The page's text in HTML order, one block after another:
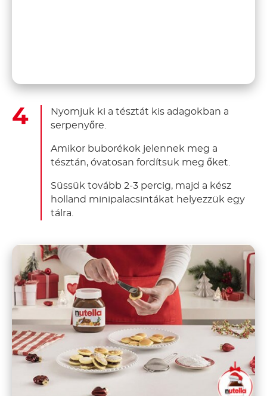
holland minipalacsintákat helyezzük egy
tálra.
Kenjünk meg a szeleteket 4-4 g Nutella
val, majd fedjük le egy másikkal.
Ismételjük meg ezt minden mini